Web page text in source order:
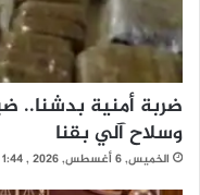
وسلاح آلي بقنا
الخميس, 6 أغسطس, 2026 , 1:44 ص